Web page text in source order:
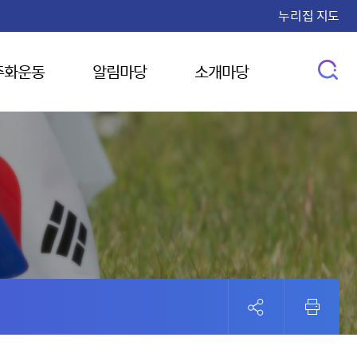
누리집 지도
운동 알림마당 소개마당